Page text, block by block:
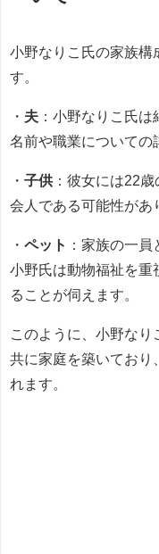
小野なりこ氏の家族構
す。
・ 夫 ：小野なりこ氏
名前や職業についての
・ 子供 ：彼女には22
会人である可能性があ
・ ペット
：家族の一
小野氏は動物福祉を重
ることが伺えます。
このように、小野なり
共に家庭を築いており
れます。